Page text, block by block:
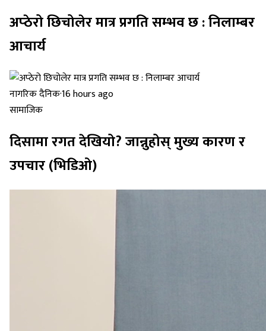
अप्ठेरो छिचोलेर मात्र प्रगति सम्भव छ : निलाम्बर
आचार्य
नागरिक दैनिक·16 hours ago
सामाजिक
दिसामा रगत देखियो? जान्नुहोस् मुख्य कारण र
उपचार (भिडिओ)